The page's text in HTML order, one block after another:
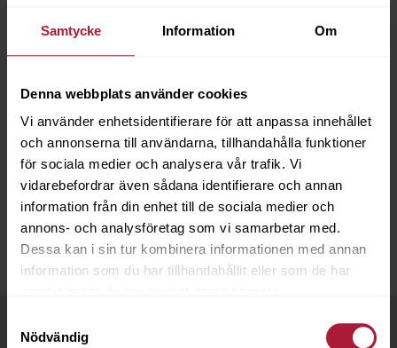
Samtycke Information Om
Denna webbplats använder cookies
Vi använder enhetsidentifierare för att anpassa innehållet
och annonserna till användarna, tillhandahålla funktioner
för sociala medier och analysera vår trafik. Vi
vidarebefordrar även sådana identifierare och annan
information från din enhet till de sociala medier och
annons- och analysföretag som vi samarbetar med.
Dessa kan i sin tur kombinera informationen med annan
information som du har tillhandahållit eller som de har
Nödvändig
001-NOR
Saldo0